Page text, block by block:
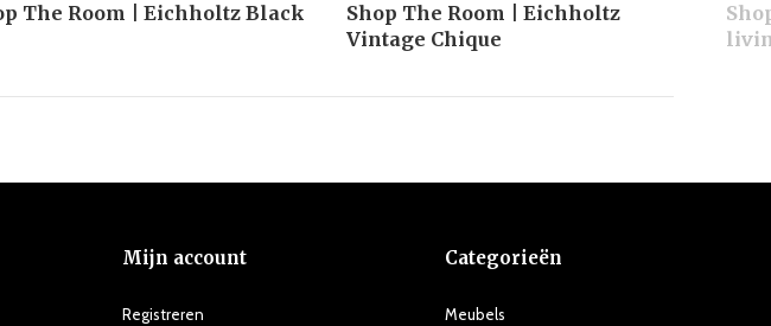
The Room | Eichholtz Black
Shop The Room | Eichholtz
Vintage Chique
Mijn account
Registreren
Categorieën
Meubels